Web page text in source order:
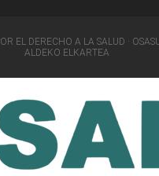
EL DERECHO A LA SALUD ·
ALDEKO ELKARTEA